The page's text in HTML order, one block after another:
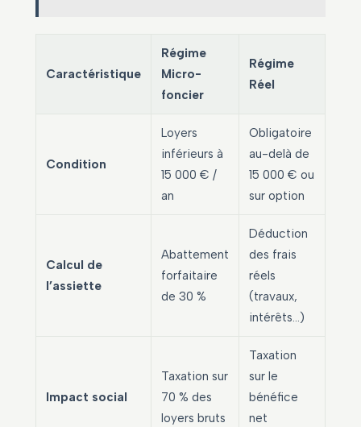
Caractéristique
Régime
Micro-
foncier
Régime
Réel
Condition
Loyers
inférieurs à
15 000 € /
an
Obligatoire
au-delà de
15 000 € ou
sur option
Calcul de
l’assiette
Abattement
forfaitaire
de 30 %
Déduction
des frais
réels
(travaux,
intérêts…)
Impact social
Taxation sur
70 % des
loyers bruts
Taxation
sur le
bénéfice
net